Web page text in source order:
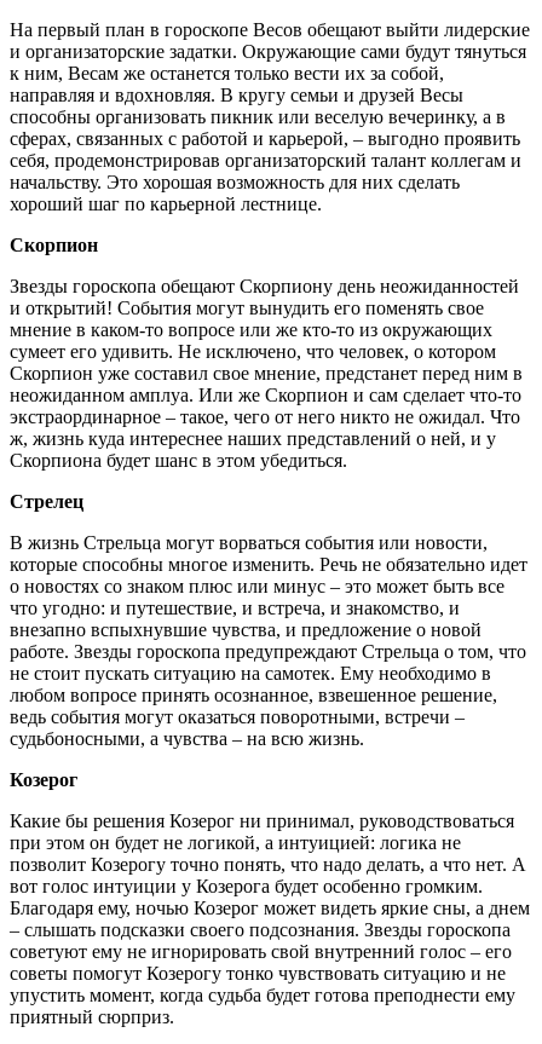
На первый план в гороскопе Весов обещают выйти лидерские
и организаторские задатки. Окружающие сами будут тянуться
к ним, Весам же останется только вести их за собой,
направляя и вдохновляя. В кругу семьи и друзей Весы
способны организовать пикник или веселую вечеринку, а в
сферах, связанных с работой и карьерой, – выгодно проявить
себя, продемонстрировав организаторский талант коллегам и
начальству. Это хорошая возможность для них сделать
хороший шаг по карьерной лестнице.
Скорпион
Звезды гороскопа обещают Скорпиону день неожиданностей
и открытий! События могут вынудить его поменять свое
мнение в каком-то вопросе или же кто-то из окружающих
сумеет его удивить. Не исключено, что человек, о котором
Скорпион уже составил свое мнение, предстанет перед ним в
неожиданном амплуа. Или же Скорпион и сам сделает что-то
экстраординарное – такое, чего от него никто не ожидал. Что
ж, жизнь куда интереснее наших представлений о ней, и у
Скорпиона будет шанс в этом убедиться.
Стрелец
В жизнь Стрельца могут ворваться события или новости,
которые способны многое изменить. Речь не обязательно идет
о новостях со знаком плюс или минус – это может быть все
что угодно: и путешествие, и встреча, и знакомство, и
внезапно вспыхнувшие чувства, и предложение о новой
работе. Звезды гороскопа предупреждают Стрельца о том, что
не стоит пускать ситуацию на самотек. Ему необходимо в
любом вопросе принять осознанное, взвешенное решение,
ведь события могут оказаться поворотными, встречи –
судьбоносными, а чувства – на всю жизнь.
Козерог
Какие бы решения Козерог ни принимал, руководствоваться
при этом он будет не логикой, а интуицией: логика не
позволит Козерогу точно понять, что надо делать, а что нет. А
вот голос интуиции у Козерога будет особенно громким.
Благодаря ему, ночью Козерог может видеть яркие сны, а днем
– слышать подсказки своего подсознания. Звезды гороскопа
советуют ему не игнорировать свой внутренний голос – его
советы помогут Козерогу тонко чувствовать ситуацию и не
упустить момент, когда судьба будет готова преподнести ему
приятный сюрприз.